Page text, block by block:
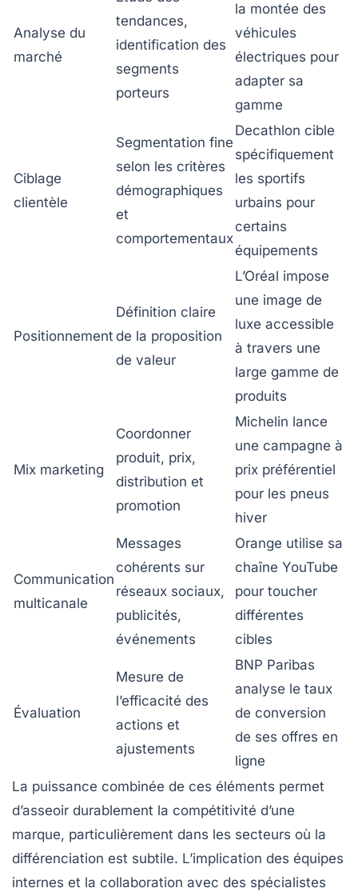
Analyse du
marché
tendances,
identification des
segments
porteurs
la montée des
véhicules
électriques pour
adapter sa
gamme
Ciblage
clientèle
Segmentation fine
selon les critères
démographiques
et
comportementaux
Decathlon cible
spécifiquement
les sportifs
urbains pour
certains
équipements
Positionnement
Définition claire
de la proposition
de valeur
L’Oréal impose
une image de
luxe accessible
à travers une
large gamme de
produits
Mix marketing
Coordonner
produit, prix,
distribution et
promotion
Michelin lance
une campagne à
prix préférentiel
pour les pneus
hiver
Communication
multicanale
Messages
cohérents sur
réseaux sociaux,
publicités,
événements
Orange utilise sa
chaîne YouTube
pour toucher
différentes
cibles
Évaluation
Mesure de
l’efficacité des
actions et
ajustements
BNP Paribas
analyse le taux
de conversion
de ses offres en
ligne
La puissance combinée de ces éléments permet
d’asseoir durablement la compétitivité d’une
marque, particulièrement dans les secteurs où la
différenciation est subtile. L’implication des équipes
internes et la collaboration avec des spécialistes